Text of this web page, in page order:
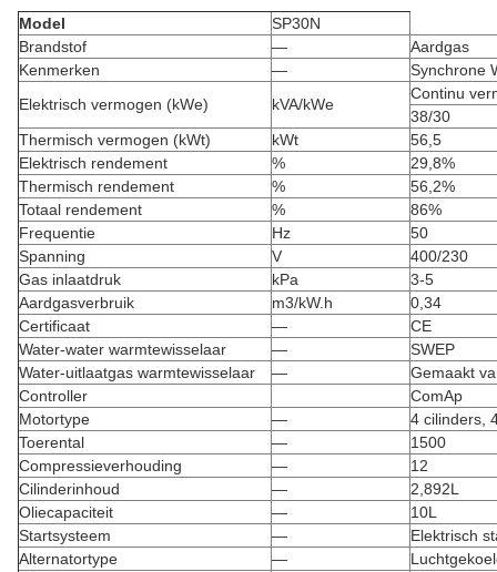
Model
SP30N
Brandstof
—
Aardgas
Kenmerken
—
Synchrone
Elektrisch vermogen (kWe)
kVA/kWe
Continu
38/30
Thermisch vermogen (kWt)
kWt
56,5
Elektrisch rendement
%
29,8%
Thermisch rendement
%
56,2%
Totaal rendement
%
86%
Frequentie
Hz
50
Spanning
V
400/230
Gas inlaatdruk
kPa
3-5
Aardgasverbruik
m3/kW.h
0,34
Certificaat
—
CE
Water-water warmtewisselaar
—
SWEP
Water-uitlaatgas warmtewisselaar
—
Gemaakt
Controller
ComAp
Motortype
—
4 cilinders,
Toerental
—
1500
Compressieverhouding
—
12
Cilinderinhoud
—
2,892L
Oliecapaciteit
—
10L
Startsysteem
—
Elektrisch
Alternatortype
—